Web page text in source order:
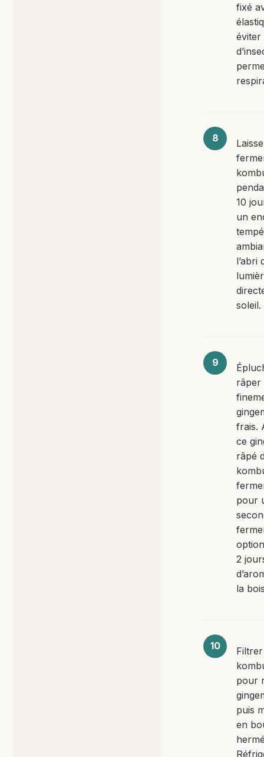
fixé
éviter
10
un
l’abri
soleil.
râper
frais.
ce
râpé
pour
2
la
pour
puis
en